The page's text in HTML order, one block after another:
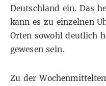
Deutschland ein. Das
kann es zu einzelnen
Orten sowohl deutlich
gewesen sein.
Zu der